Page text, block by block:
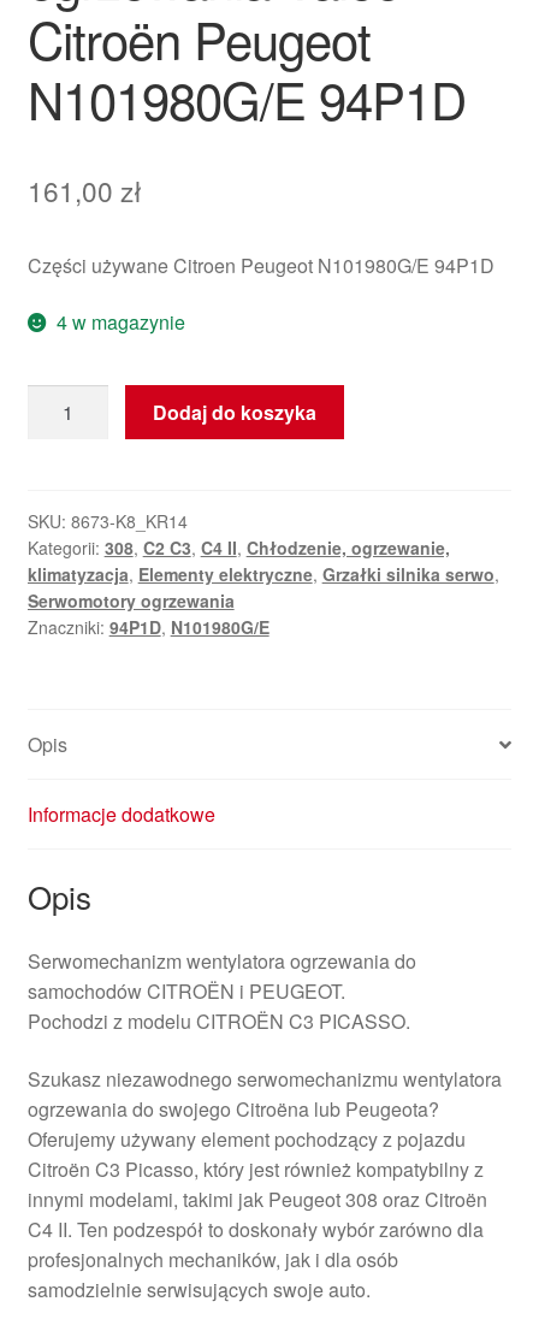
Citroën Peugeot
N101980G/E 94P1D
161,00 zł
Części używane Citroen Peugeot N101980G/E 94P1D
4 w magazynie
Serwomechanizm
Valeo
Citroën
Peugeot
N101980G/E
94P1D
Dodaj do koszyka
SKU: 8673-K8_KR14
Kategorii: 308, C2 C3, C4 II, Chłodzenie, ogrzewanie,
klimatyzacja, Elementy elektryczne, Grzałki silnika serwo,
Serwomotory ogrzewania
Znaczniki: 94P1D, N101980G/E
Opis
Informacje dodatkowe
Opis
Serwomechanizm wentylatora ogrzewania do
samochodów CITROËN i PEUGEOT.
Pochodzi z modelu CITROËN C3 PICASSO.
Szukasz niezawodnego serwomechanizmu wentylatora
ogrzewania do swojego Citroëna lub Peugeota?
Oferujemy używany element pochodzący z pojazdu
Citroën C3 Picasso, który jest również kompatybilny z
innymi modelami, takimi jak Peugeot 308 oraz Citroën
C4 II. Ten podzespół to doskonały wybór zarówno dla
profesjonalnych mechaników, jak i dla osób
samodzielnie serwisujących swoje auto.